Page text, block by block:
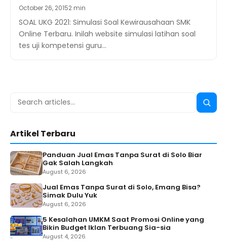
October 26, 20152 min
SOAL UKG 2021: Simulasi Soal Kewirausahaan SMK
Online Terbaru. Inilah website simulasi latihan soal
tes uji kompetensi guru…
Search
Search
Artikel Terbaru
Panduan Jual Emas Tanpa Surat di Solo Biar
Gak Salah Langkah
August 6, 2026
Jual Emas Tanpa Surat di Solo, Emang Bisa?
Simak Dulu Yuk
August 6, 2026
5 Kesalahan UMKM Saat Promosi Online yang
Bikin Budget Iklan Terbuang Sia-sia
August 4, 2026